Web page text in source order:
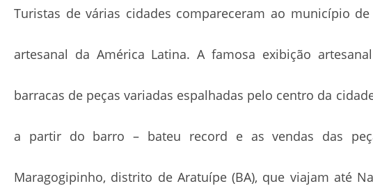
Turistas de várias cidades compareceram ao município
artesanal da América Latina. A famosa exibição
barracas de peças variadas espalhadas pelo centro da
a partir do barro – bateu record e as vendas das
Maragogipinho, distrito de Aratuípe (BA), que viajam até